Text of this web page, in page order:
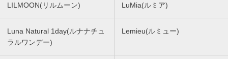
LILMOON(リルムーン) LuMia(ルミア)
Luna Natural 1day(ルナナチュ
ラルワンデー)
Lemieu(ルミュー)